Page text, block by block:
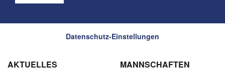
Datenschutz-Einstellungen
AKTUELLES MANNSCHAFTEN